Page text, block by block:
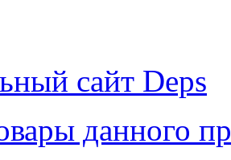
сайт Deps
данного